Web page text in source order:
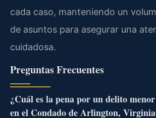
cada caso, manteniendo un
de asuntos para asegurar una
cuidadosa.
Preguntas Frecuentes
¿Cuál es la pena por un delito
en el Condado de Arlington,